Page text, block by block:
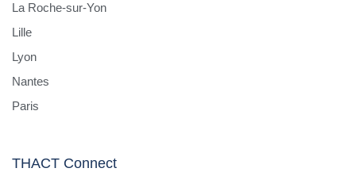
La Roche-sur-Yon
Lille
Lyon
Nantes
Paris
THACT Connect